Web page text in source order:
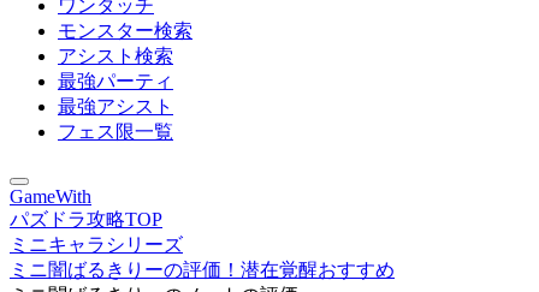
ワンタッチ
モンスター検索
アシスト検索
最強パーティ
最強アシスト
フェス限一覧
GameWith
パズドラ攻略TOP
ミニキャラシリーズ
ミニ闇ばるきりーの評価！潜在覚醒おすすめ